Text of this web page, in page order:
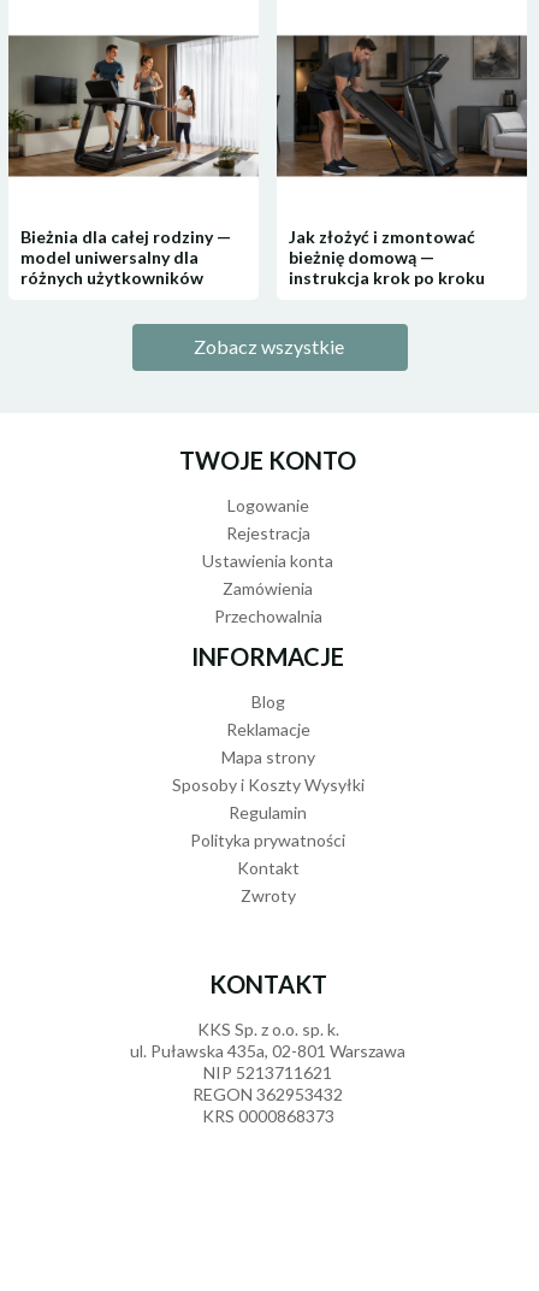
Duży, drewniany zestaw do herbaty z tacą - 18
Bieżnia dla całej rodziny —
model uniwersalny dla
różnych użytkowników
Jak złożyć i zmontować
bieżnię domową —
instrukcja krok po kroku
Zobacz wszystkie
TWOJE KONTO
Logowanie
Rejestracja
Ustawienia konta
Zamówienia
Przechowalnia
INFORMACJE
Blog
Reklamacje
Mapa strony
Sposoby i Koszty Wysyłki
Regulamin
Polityka prywatności
Kontakt
Zwroty
KONTAKT
KKS Sp. z o.o. sp. k.
ul. Puławska 435a, 02-801 Warszawa
NIP 5213711621
REGON 362953432
KRS 0000868373